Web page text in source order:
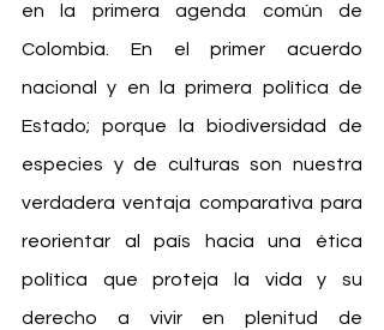
en la primera agenda común de
Colombia. En el primer acuerdo
nacional y en la primera política de
Estado; porque la biodiversidad de
especies y de culturas son nuestra
verdadera ventaja comparativa para
reorientar al país hacia una ética
política que proteja la vida y su
derecho a vivir en plenitud de